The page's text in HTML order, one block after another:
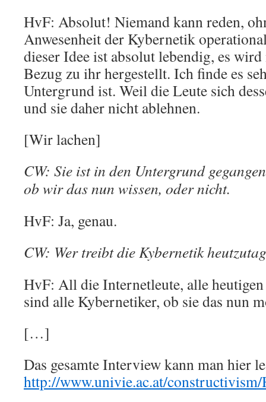
HvF: Absolut! Niemand kann reden,
Anwesenheit der Kybernetik
dieser Idee ist absolut lebendig, es
Bezug zu ihr hergestellt. Ich finde es
Untergrund ist. Weil die Leute sich
und sie daher nicht ablehnen.
[Wir lachen]
CW: Sie ist in den Untergrund
ob wir das nun wissen, oder nicht.
HvF: Ja, genau.
CW: Wer treibt die Kybernetik
HvF: All die Internetleute, alle
sind alle Kybernetiker, ob sie das nun
[…]
Das gesamte Interview kann man hier
http://www.univie.ac.at/